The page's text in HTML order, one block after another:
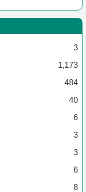
3
1,173
484
40
6
3
3
6
8